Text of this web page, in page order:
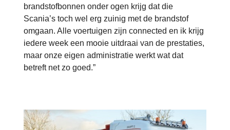
brandstofbonnen onder ogen krijg dat die
Scania’s toch wel erg zuinig met de brandstof
omgaan. Alle voertuigen zijn connected en ik krijg
iedere week een mooie uitdraai van de prestaties,
maar onze eigen administratie werkt wat dat
betreft net zo goed.”